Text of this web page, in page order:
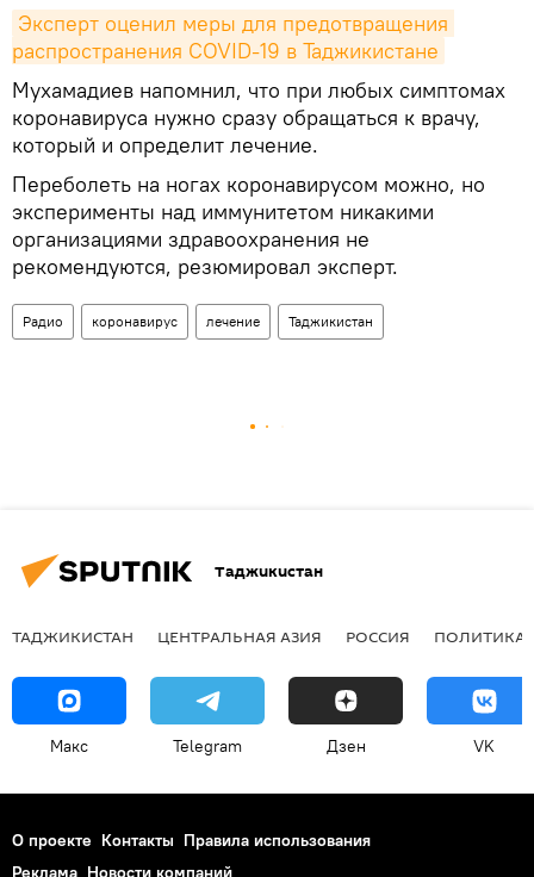
Эксперт оценил меры для предотвращения
распространения COVID-19 в Таджикистане
Мухамадиев напомнил, что при любых симптомах
коронавируса нужно сразу обращаться к врачу,
который и определит лечение.
Переболеть на ногах коронавирусом можно, но
эксперименты над иммунитетом никакими
организациями здравоохранения не
рекомендуются, резюмировал эксперт.
Радио коронавирус лечение Таджикистан
Таджикистан
ТАДЖИКИСТАН ЦЕНТРАЛЬНАЯ АЗИЯ РОССИЯ ПОЛИТИКА
Макс Telegram Дзен VK
О проекте Контакты Правила использования
Реклама Новости компаний